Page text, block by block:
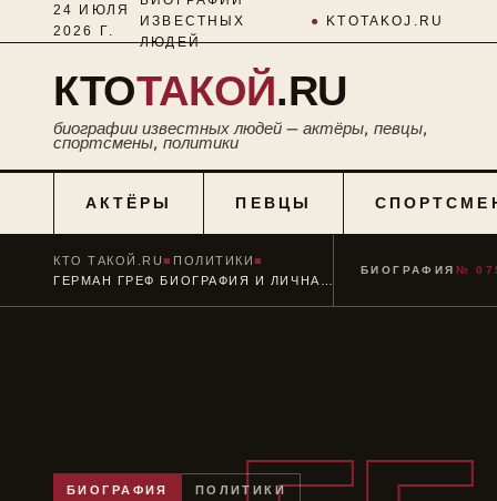
24 ИЮЛЯ
2026 Г.
ИЗВЕСТНЫХ
ЛЮДЕЙ
● KTOTAKOJ.RU
КТОТАКОЙ.RU
биографии известных людей — актёры, певцы,
спортсмены, политики
АКТЁРЫ ПЕВЦЫ
КТО ТАКОЙ.RU■ ПОЛИТИКИ■
БИОГРАФИЯ №
БИОГРАФИЯ ПОЛИТИКИ